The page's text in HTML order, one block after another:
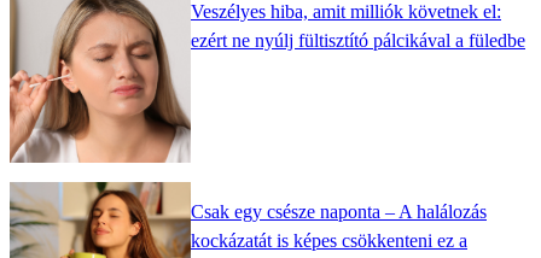
Veszélyes hiba, amit milliók követnek el:
ezért ne nyúlj fültisztító pálcikával a füledbe
Csak egy csésze naponta – A halálozás
kockázatát is képes csökkenteni ez a